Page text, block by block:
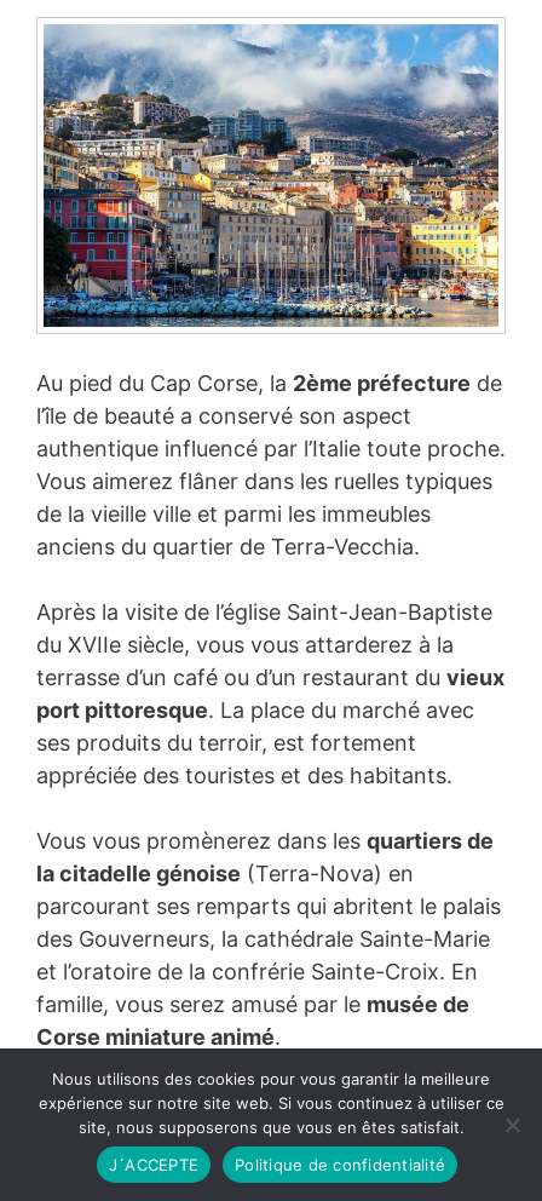
Au pied du Cap Corse, la 2ème préfecture de
l’île de beauté a conservé son aspect
authentique influencé par l’Italie toute proche.
Vous aimerez flâner dans les ruelles typiques
de la vieille ville et parmi les immeubles
anciens du quartier de Terra-Vecchia.
Après la visite de l’église Saint-Jean-Baptiste
du XVIIe siècle, vous vous attarderez à la
terrasse d’un café ou d’un restaurant du vieux
port pittoresque. La place du marché avec
ses produits du terroir, est fortement
appréciée des touristes et des habitants.
Vous vous promènerez dans les quartiers de
la citadelle génoise (Terra-Nova) en
parcourant ses remparts qui abritent le palais
des Gouverneurs, la cathédrale Sainte-Marie
et l’oratoire de la confrérie Sainte-Croix. En
famille, vous serez amusé par le musée de
Corse miniature animé.
Non loin du vieux port, la place Saint-Nicolas
est ombragée de palmiers et de platanes.
Nous utilisons des cookies pour vous garantir la meilleure
expérience sur notre site web. Si vous continuez à utiliser ce
site, nous supposerons que vous en êtes satisfait.
J´ACCEPTE
Politique de confidentialité